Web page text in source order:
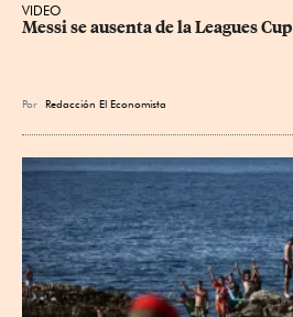
VIDEO
Messi se ausenta de la Leagues Cup
Por Redacción El Economista